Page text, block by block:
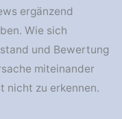
ergänzend
Wie sich
und Bewertung
miteinander
nicht zu erkennen.